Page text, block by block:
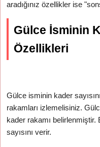
aradığınız özellikler ise
Gülce İsminin
Özellikleri
Gülce isminin kader
rakamları izlemelisiniz.
kader rakamı belirlenmiştir.
sayısını verir.